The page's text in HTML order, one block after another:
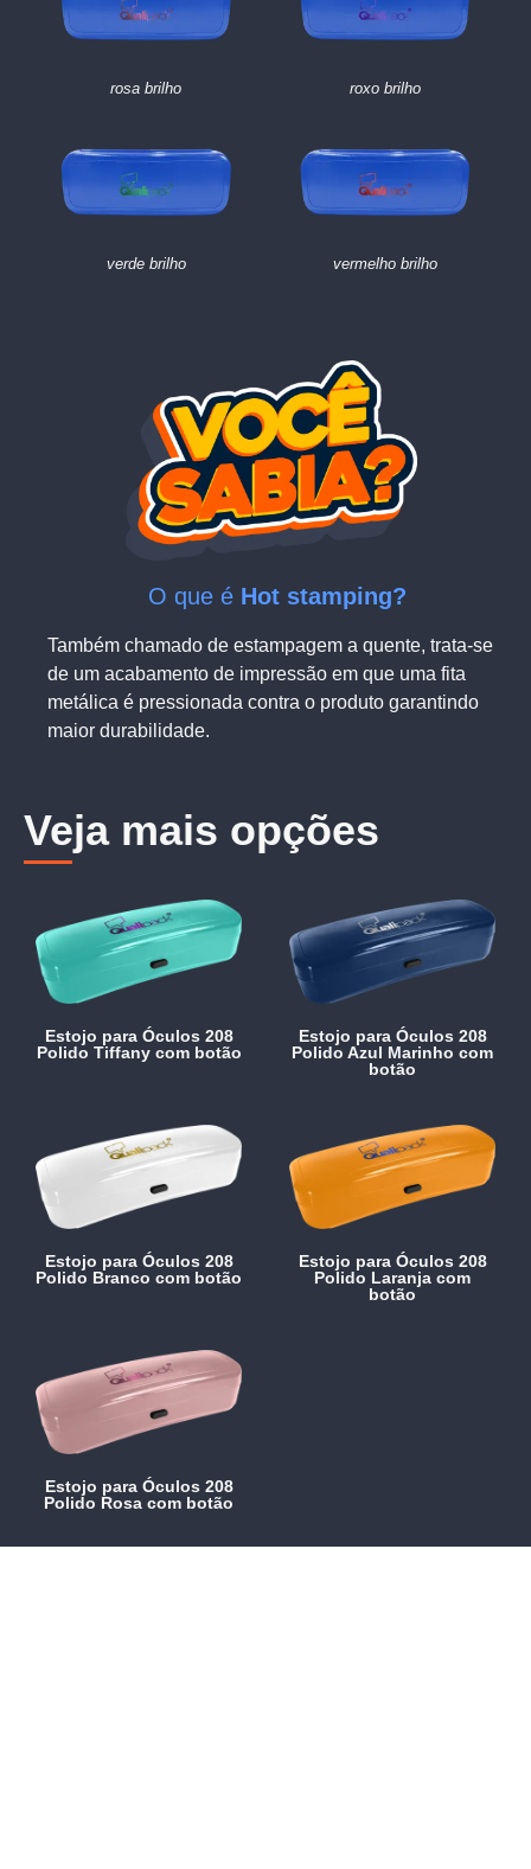
rosa brilho roxo brilho
verde brilho vermelho brilho
O que é Hot stamping?
Também chamado de estampagem a quente, trata-se
de um acabamento de impressão em que uma fita
metálica é pressionada contra o produto garantindo
maior durabilidade.
Veja mais opções
Estojo para Óculos 208
Polido Tiffany com botão
Estojo para Óculos 208
Polido Azul Marinho com
botão
Estojo para Óculos 208
Polido Branco com botão
Estojo para Óculos 208
Polido Laranja com
botão
Estojo para Óculos 208
Polido Rosa com botão